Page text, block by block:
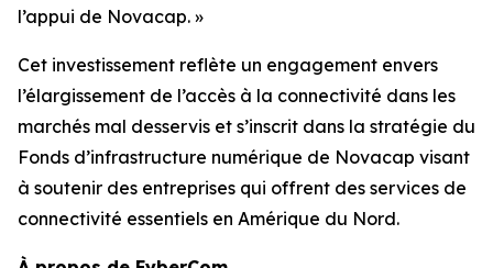
l’appui de Novacap. »
Cet investissement reflète un engagement envers
l’élargissement de l’accès à la connectivité dans les
marchés mal desservis et s’inscrit dans la stratégie du
Fonds d’infrastructure numérique de Novacap visant
à soutenir des entreprises qui offrent des services de
connectivité essentiels en Amérique du Nord.